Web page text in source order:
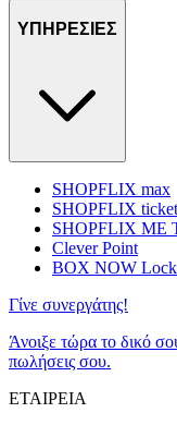
ΥΠΗΡΕΣΙΕΣ
SHOPFLIX max
SHOPFLIX
SHOPFLIX ΜΕ
Clever Point
BOX NOW
Γίνε συνεργάτης!
Άνοιξε τώρα το δικό
πωλήσεις σου.
ΕΤΑΙΡΕΙΑ